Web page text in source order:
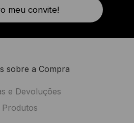
meu convite!
sobre a Compra
e Devoluções
Produtos